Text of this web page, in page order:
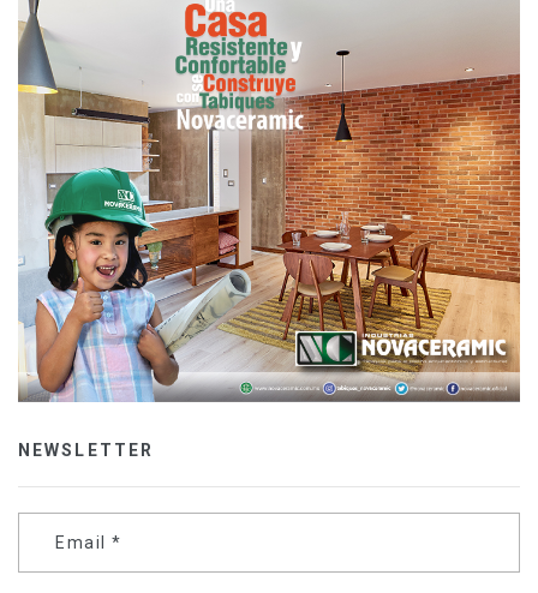
NEWSLETTER
Email *